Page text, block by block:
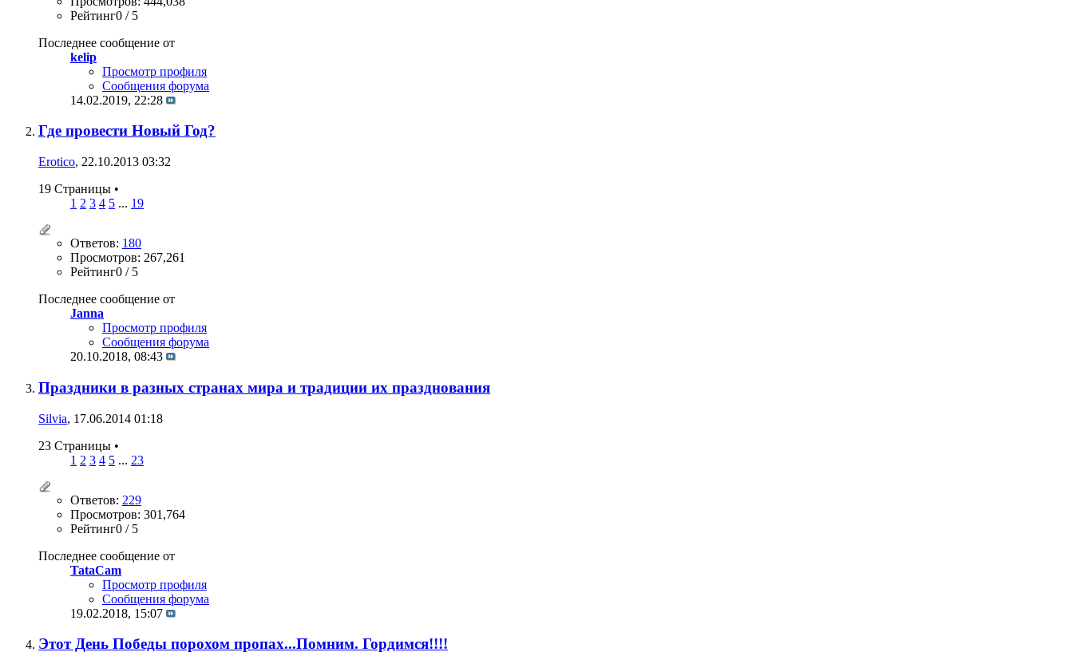
Рейтинг0 / 5
Последнее сообщение от
kelip
Просмотр профиля
Сообщения форума
14.02.2019, 22:28
Где провести Новый Год?
Erotico, 22.10.2013 03:32
19 Страницы •
1 2 3 4 5 ... 19
Ответов: 180
Просмотров: 267,261
Рейтинг0 / 5
Последнее сообщение от
Janna
Просмотр профиля
Сообщения форума
20.10.2018, 08:43
Праздники в разных странах мира и традиции их празднования
Silvia, 17.06.2014 01:18
23 Страницы •
1 2 3 4 5 ... 23
Ответов: 229
Просмотров: 301,764
Рейтинг0 / 5
Последнее сообщение от
TataCam
Просмотр профиля
Сообщения форума
19.02.2018, 15:07
Этот День Победы порохом пропах...Помним. Гордимся!!!!